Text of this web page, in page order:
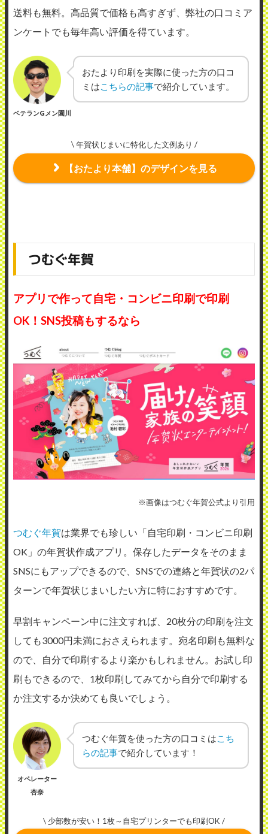
送料も無料。高品質で価格も高すぎず、弊社の口コミア
ンケートでも毎年高い評価を得ています。
ベテランGメン園川
おたより印刷を実際に使った方の口コ
ミはこちらの記事で紹介しています。
\ 年賀状じまいに特化した文例あり /
【おたより本舗】のデザインを見る
つむぐ年賀
アプリで作って自宅・コンビニ印刷で印刷
OK！SNS投稿もするなら
※画像はつむぐ年賀公式より引用
つむぐ年賀は業界でも珍しい「自宅印刷・コンビニ印刷
OK」の年賀状作成アプリ。保存したデータをそのまま
SNSにもアップできるので、SNSでの連絡と年賀状の2パ
ターンで年賀状じまいしたい方に特におすすめです。
早割キャンペーン中に注文すれば、20枚分の印刷を注文
しても3000円未満におさえられます。宛名印刷も無料な
ので、自分で印刷するより楽かもしれません。お試し印
刷もできるので、1枚印刷してみてから自分で印刷する
か注文するか決めても良いでしょう。
オペレーター
杏奈
つむぐ年賀を使った方の口コミはこち
らの記事で紹介しています！
\ 少部数が安い！1枚～自宅プリンターでも印刷OK /